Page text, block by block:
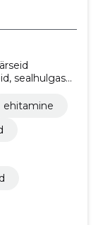
sealhulgas
ehitamine